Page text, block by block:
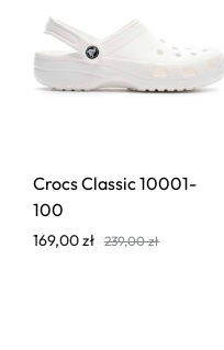
Crocs Classic 10001-
100
169,00zł 239,00zł